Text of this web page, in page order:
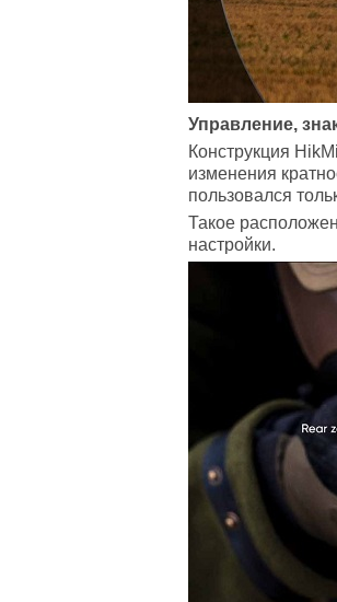
Управление,
Конструкция
изменения
пользовался
Такое
настройки.